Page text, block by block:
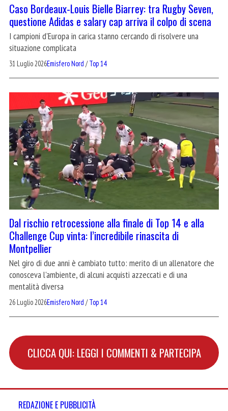
Caso Bordeaux-Louis Bielle Biarrey: tra Rugby Seven,
questione Adidas e salary cap arriva il colpo di scena
I campioni d'Europa in carica stanno cercando di risolvere una
situazione complicata
31 Luglio 2026Emisfero Nord /Top 14
Dal rischio retrocessione alla finale di Top 14 e alla
Challenge Cup vinta: l’incredibile rinascita di
Montpellier
Nel giro di due anni è cambiato tutto: merito di un allenatore che
conosceva l'ambiente, di alcuni acquisti azzeccati e di una
mentalità diversa
26 Luglio 2026Emisfero Nord /Top 14
CLICCA QUI: LEGGI I COMMENTI & PARTECIPA
REDAZIONE E PUBBLICITÀ